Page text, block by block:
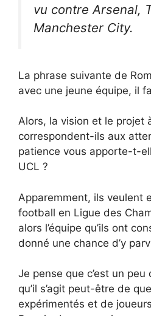
vu contre Arsenal,
Manchester City.
La phrase suivante de
avec une jeune équipe, il
Alors, la vision et le projet
correspondent-ils aux
patience vous apporte-t-
UCL ?
Apparemment, ils veulent
football en Ligue des
alors l’équipe qu’ils ont
donné une chance d’y
Je pense que c’est un
qu’il s’agit peut-être de
expérimentés et de